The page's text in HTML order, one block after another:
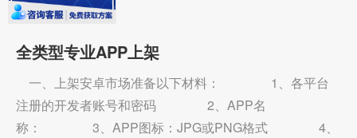
全类型专业APP上架
一、上架安卓市场准备以下材料： 1、各平台
注册的开发者账号和密码 2、APP名
称： 3、APP图标：JPG或PNG格式 4、